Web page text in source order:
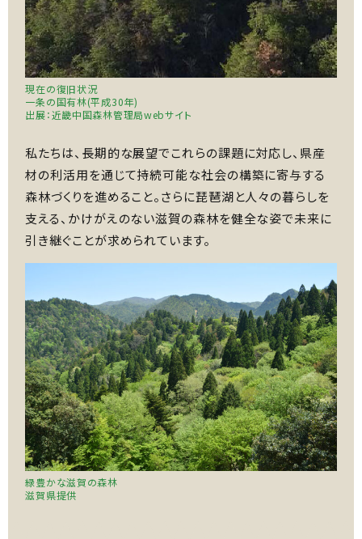
現在の復旧状況
一条の国有林(平成30年)
出展：近畿中国森林管理局webサイト
私たちは、長期的な展望でこれらの課題に対応し、県産
材の利活用を通じて持続可能な社会の構築に寄与する
森林づくりを進めること。さらに琵琶湖と人々の暮らしを
支える、かけがえのない滋賀の森林を健全な姿で未来に
引き継ぐことが求められています。
緑豊かな滋賀の森林
滋賀県提供